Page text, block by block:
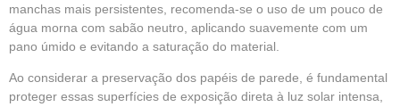
manchas mais persistentes, recomenda-se o uso de um pouco de
água morna com sabão neutro, aplicando suavemente com um
pano úmido e evitando a saturação do material.
Ao considerar a preservação dos papéis de parede, é fundamental
proteger essas superfícies de exposição direta à luz solar intensa,